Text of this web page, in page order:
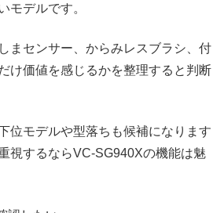
モデルです。
まセンサー、からみレスブラシ、付
け価値を感じるかを整理すると判断
位モデルや型落ちも候補になります
視するならVC-SG940Xの機能は魅